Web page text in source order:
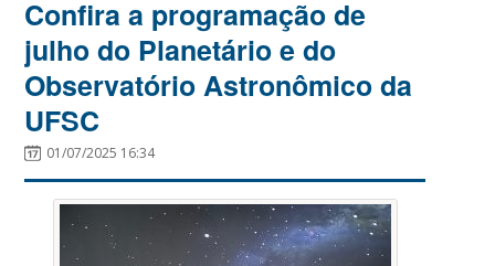
Confira a programação de
julho do Planetário e do
Observatório Astronômico da
UFSC
01/07/2025 16:34